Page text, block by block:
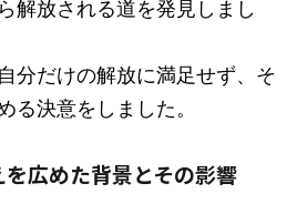
解放される道を発見しまし
分だけの解放に満足せず、そ
る決意をしました。
広めた背景とその影響